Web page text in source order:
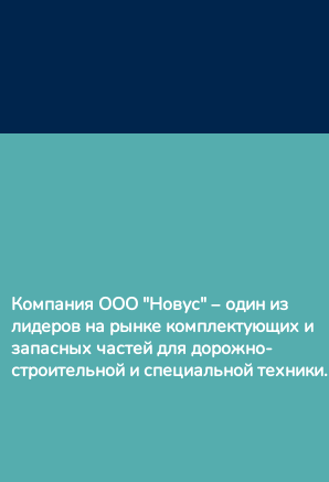
Компания ООО "Новус" – один из
лидеров на рынке комплектующих и
запасных частей для дорожно-
строительной и специальной техники.